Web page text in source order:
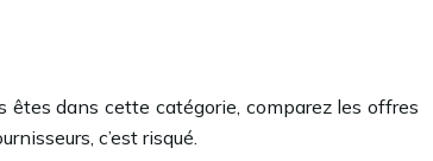
êtes dans cette catégorie, comparez les offres
c’est risqué.